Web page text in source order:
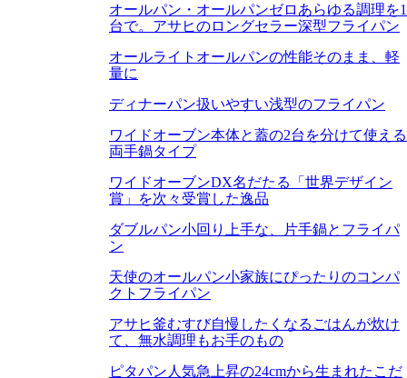
オールパン・オールパンゼロ あらゆる調理を1
台で。アサヒのロングセラー深型フライパン
オールライト オールパンの性能そのまま、軽
量に
ディナーパン扱いやすい浅型のフライパン
ワイドオーブン本体と蓋の2台を分けて使える
両手鍋タイプ
ワイドオーブンDX名だたる「世界デザイン
賞」を次々受賞した逸品
ダブルパン小回り上手な、片手鍋とフライパ
ン
天使のオールパン小家族にぴったりのコンパ
クトフライパン
アサヒ釜むすび自慢したくなるごはんが炊け
て、無水調理もお手のもの
ピタパン 人気急上昇の24cmから生まれたこだ